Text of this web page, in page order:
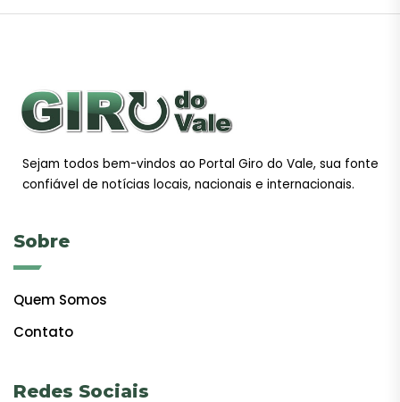
Sejam todos bem-vindos ao Portal Giro do Vale, sua fonte
confiável de notícias locais, nacionais e internacionais.
Sobre
Quem Somos
Contato
Redes Sociais